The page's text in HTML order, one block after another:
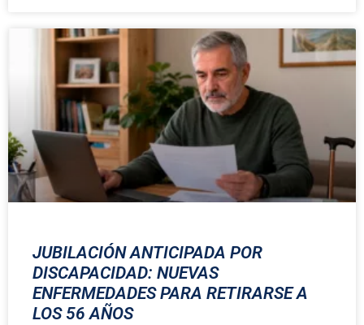
JUBILACIÓN ANTICIPADA POR
DISCAPACIDAD: NUEVAS
ENFERMEDADES PARA RETIRARSE A
LOS 56 AÑOS